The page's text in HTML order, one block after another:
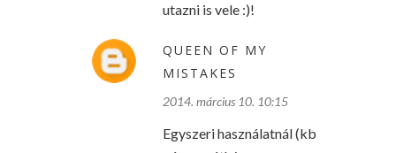
utazni is vele :)!
QUEEN OF MY
MISTAKES
2014. március 10. 10:15
Egyszeri használatnál (kb